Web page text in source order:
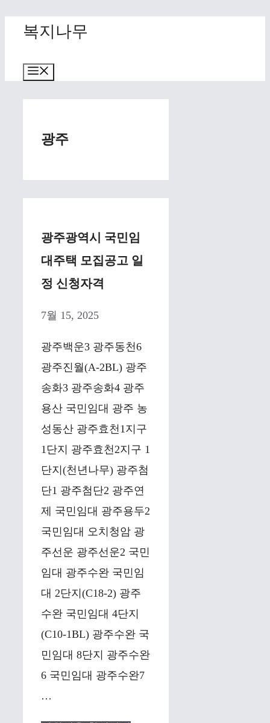
content
복지나무
광주
광주광역시 국민임
대주택 모집공고 일
정 신청자격
7월 15, 2025
광주백운3 광주동천6
광주진월(A-2BL) 광주
송화3 광주송화4 광주
용산 국민임대 광주 농
성동산 광주효천1지구
1단지 광주효천2지구 1
단지(천년나무) 광주첨
단1 광주첨단2 광주연
제 국민임대 광주용두2
국민임대 오치청암 광
주선운 광주선운2 국민
임대 광주수완 국민임
대 2단지(C18-2) 광주
수완 국민임대 4단지
(C10-1BL) 광주수완 국
민임대 8단지 광주수완
6 국민임대 광주수완7
…